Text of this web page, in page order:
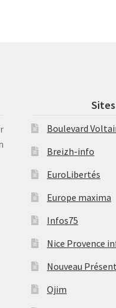
Boulevard
Breizh-info
EuroLibertés
Europe maxima
Infos75
Nice Provence
Nouveau Présent
Ojim